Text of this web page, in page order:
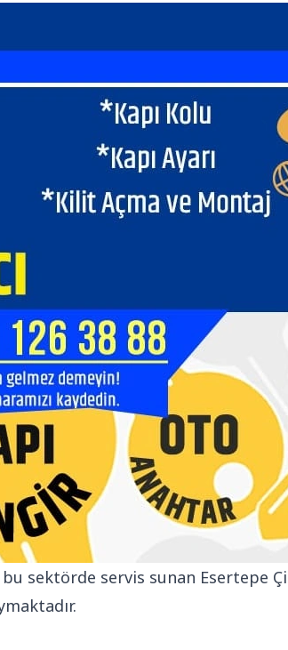
bu sektörde servis sunan Esertepe